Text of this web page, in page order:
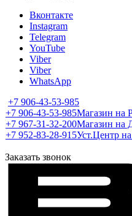
Вконтакте
Instagram
Telegram
YouTube
Viber
Viber
WhatsApp
+7 906-43-53-985
+7 906-43-53-985Магазин на
+7 967-31-32-200Магазин на
+7 952-83-28-915Уст.Центр
Заказать звонок